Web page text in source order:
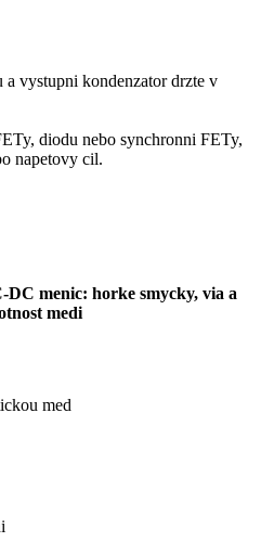
vystupni kondenzator drzte v
diodu nebo synchronni FETy,
napetovy cil.
menic: horke smycky, via a
medi
med